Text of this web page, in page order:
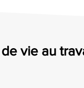
vie au